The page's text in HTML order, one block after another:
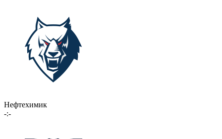
Нефтехимик
-:-